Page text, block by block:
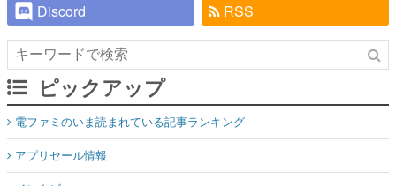
Discord
RSS
ピックアップ
電ファミのいま読まれている記事ランキング
アプリセール情報